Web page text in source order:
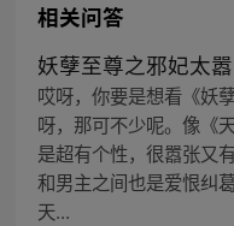
相关问答
妖孽至尊之邪妃太
哎呀，你要是想看《妖
呀，那可不少呢。像《
是超有个性，很嚣张又
和男主之间也是爱恨纠
天...